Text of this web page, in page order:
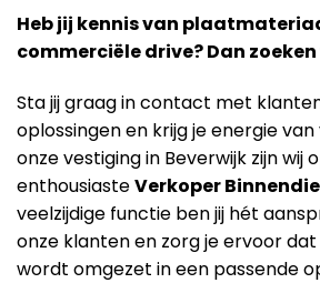
Heb jij kennis van
commerciële drive? Dan
Sta jij graag in contact met
oplossingen en krijg je energie
onze vestiging in Beverwijk zijn wij
enthousiasteVerkoper
veelzijdige functie ben jij hét
onze klanten en zorg je ervoor
wordt omgezet in een passende